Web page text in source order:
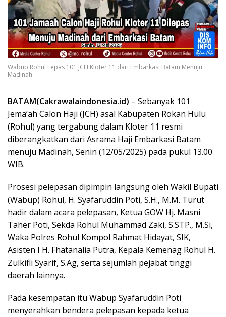
Wabup Rohul Lepas 101 JCH Kloter 11 dari Embarkasi Batam Menuju
Madinah
BATAM(Cakrawalaindonesia.id) – Sebanyak 101
Jema’ah Calon Haji (JCH) asal Kabupaten Rokan Hulu
(Rohul) yang tergabung dalam Kloter 11 resmi
diberangkatkan dari Asrama Haji Embarkasi Batam
menuju Madinah, Senin (12/05/2025) pada pukul 13.00
WIB.
Prosesi pelepasan dipimpin langsung oleh Wakil Bupati
(Wabup) Rohul, H. Syafaruddin Poti, S.H., M.M. Turut
hadir dalam acara pelepasan, Ketua GOW Hj. Masni
Taher Poti, Sekda Rohul Muhammad Zaki, S.STP., M.Si,
Waka Polres Rohul Kompol Rahmat Hidayat, SIK,
Asisten I H. Fhatanalia Putra, Kepala Kemenag Rohul H.
Zulkifli Syarif, S.Ag, serta sejumlah pejabat tinggi
daerah lainnya.
Pada kesempatan itu Wabup Syafaruddin Poti
menyerahkan bendera pelepasan kepada ketua